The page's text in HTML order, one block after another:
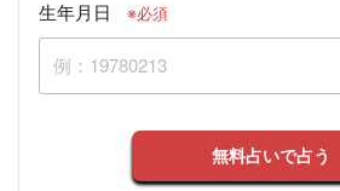
生年月日 ※必須
無料占いで占う